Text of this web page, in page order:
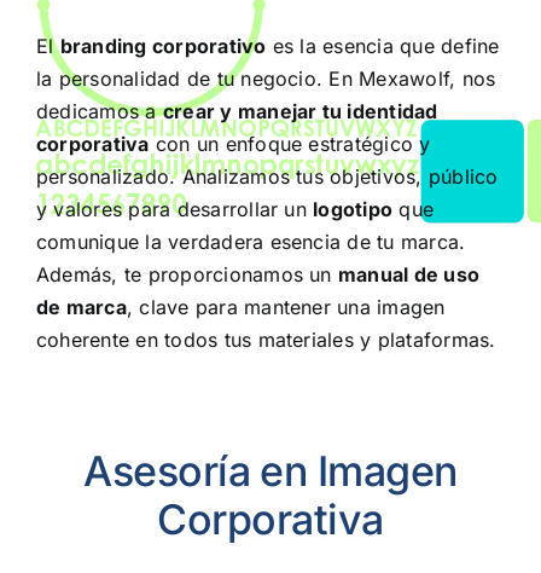
Elbranding corporativo es la esencia que define
la personalidad de tu negocio. En Mexawolf, nos
dedicamos acrear y manejar tu identidad
corporativa con un enfoque estratégico y
personalizado. Analizamos tus objetivos, público
y valores para desarrollar un logotipo que
comunique la verdadera esencia de tu marca.
Además, te proporcionamos un manual de uso
de marca, clave para mantener una imagen
coherente en todos tus materiales y plataformas.
Asesoría en Imagen
Corporativa